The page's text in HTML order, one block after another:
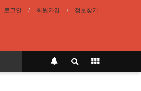
로그인 회원가입 정보찾기